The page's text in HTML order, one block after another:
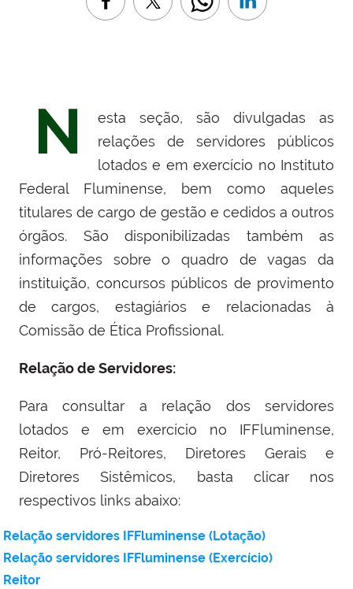
N
esta seção, são divulgadas as
relações de servidores públicos
lotados e em exercício no Instituto
Federal Fluminense, bem como aqueles
titulares de cargo de gestão e cedidos a outros
órgãos. São disponibilizadas também as
informações sobre o quadro de vagas da
instituição, concursos públicos de provimento
de cargos, estagiários e relacionadas à
Comissão de Ética Profissional.
Relação de Servidores:
Para consultar a relação dos servidores
lotados e em exercício no IFFluminense,
Reitor, Pró-Reitores, Diretores Gerais e
Diretores Sistêmicos, basta clicar nos
respectivos links abaixo:
Relação servidores IFFluminense (Lotação)
Relação servidores IFFluminense (Exercício)
Reitor